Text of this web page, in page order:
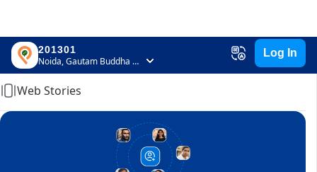
201301
Noida, Gautam Buddha Nagar, Uttar Pradesh
Log In
Home
Web Stories